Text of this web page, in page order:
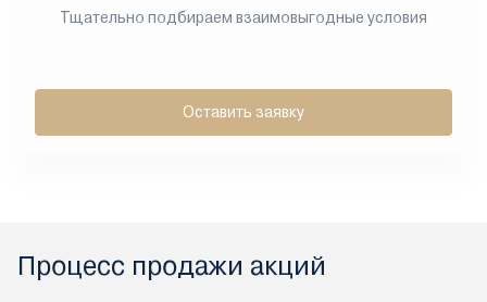
Тщательно подбираем взаимовыгодные условия
Оставить заявку
Процесс продажи акций